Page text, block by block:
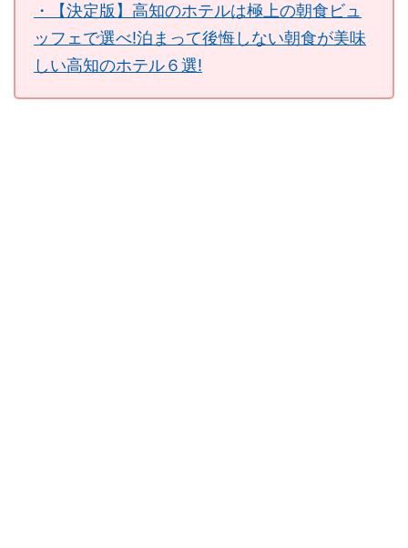
・【決定版】高知のホテルは極上の朝食ビュ
ッフェで選べ!泊まって後悔しない朝食が美味
しい高知のホテル６選!